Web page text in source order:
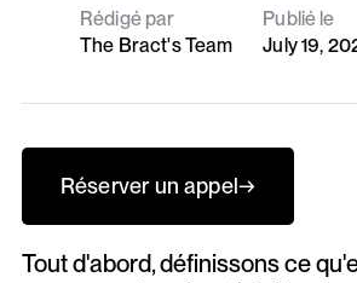
Rédigé par
The Bract's Team
Publié le
July 19,
Tout d'abord, définissons ce
Réserver un appel→